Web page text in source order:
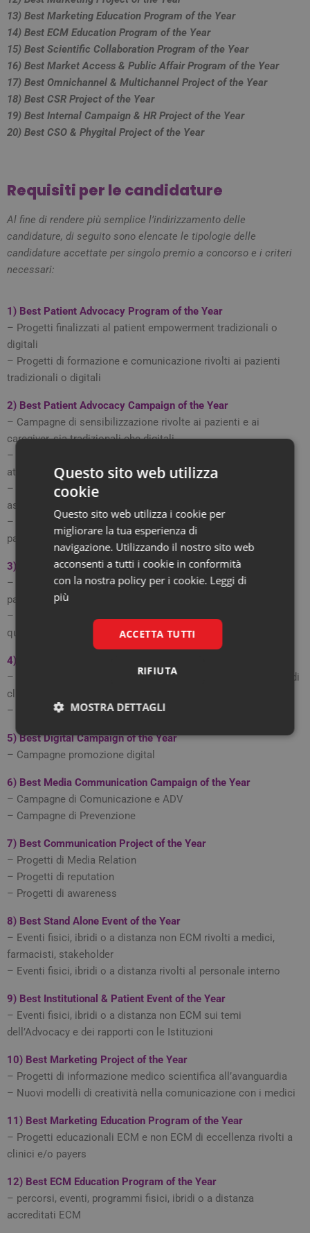
13) Best Marketing Education Program of the Year
14) Best ECM Education Program of the Year
15) Best Scientific Collaboration Program of the Year
16) Best Market Access & Public Affair Program of the Year
17) Best Omnichannel & Multichannel Project of the Year
18) Best CSR Project of the Year
19) Best Internal Campaign & HR Project of the Year
20) Best CSO & Phygital Project of the Year
Requisiti per le candidature
Al fine di rendere più semplice l’indirizzamento delle
candidature, di seguito sono elencate le tipologie delle
candidature accettate per singolo premio a concorso e i criteri
necessari:
1) Best Patient Advocacy Program of the Year
– Progetti finalizzati al patient empowerment tradizionali o
digitali
– Progetti di formazione e comunicazione rivolti ai pazienti
tradizionali o digitali
2) Best Patient Advocacy Campaign of the Year
– Campagne di sensibilizzazione rivolte ai pazienti e ai
caregiver, sia tradizionali che digitali
– Iniziative di engagement per la comunità dei pazienti
attraverso media, eventi e piattaforme digitali
– Campagne di advocacy sviluppate in collaborazione con
associazioni di pazienti, enti pubblici o privati
– Strategie di storytelling per dare voce all’esperienza dei
pazienti e favorire il dialogo con il sistema sanitario
3) Best Patient Support Program of the Year
– Progetti che abbiano risolto bisogni non soddisfatti dei
pazienti
– Progetti che abbiano avuto un impatto significativo sulla
qualità di vita dei pazienti
4)
– Progetti digitali che abbiano risolto bisogni non soddisfatti di
clinici e/o payers
– Siti aziendali e di prodotto
5)Best Digital Campaign of the Year
– Campagne promozione digital
6) Best Media Communication Campaign of the Year
– Campagne di Comunicazione e ADV
– Campagne di Prevenzione
7) Best Communication Project of the Year
– Progetti di Media Relation
– Progetti di reputation
– Progetti di awareness
8) Best Stand Alone Event of the Year
– Eventi fisici, ibridi o a distanza non ECM rivolti a medici,
farmacisti, stakeholder
– Eventi fisici, ibridi o a distanza rivolti al personale interno
9) Best Institutional & Patient Event of the Year
– Eventi fisici, ibridi o a distanza non ECM sui temi
dell’Advocacy e dei rapporti con le Istituzioni
10) Best Marketing Project of the Year
– Progetti di informazione medico scientifica all’avanguardia
– Nuovi modelli di creatività nella comunicazione con i medici
11) Best Marketing Education Program of the Year
– Progetti educazionali ECM e non ECM di eccellenza rivolti a
clinici e/o payers
12) Best ECM Education Program of the Year
– percorsi, eventi, programmi fisici, ibridi o a distanza
accreditati ECM
Questo sito web utilizza
cookie
Questo sito web utilizza i cookie per
migliorare la tua esperienza di
navigazione. Utilizzando il nostro sito web
acconsenti a tutti i cookie in conformità
con la nostra policy per i cookie. Leggi di
più
ACCETTA TUTTI
RIFIUTA
MOSTRA DETTAGLI
Necessari Marketing
I cookie necessari contribuiscono a rendere fruibile il
sito web abilitandone funzionalità di base quali la
navigazione sulle pagine e l'accesso alle aree
protette del sito. Il sito web non è in grado di
NOME
FORNITORE /
DOMINIO
SCADENZA
_ga_02W55TQLH1
mese
PHPSESSID
PHP.net